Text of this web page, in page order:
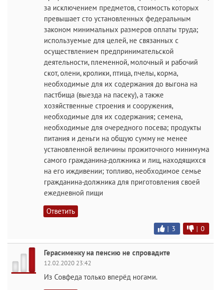
за исключением предметов, стоимость которых
превышает сто установленных федеральным
законом минимальных размеров оплаты труда;
используемые для целей, не связанных с
осуществлением предпринимательской
деятельности, племенной, молочный и рабочий
скот, олени, кролики, птица, пчелы, корма,
необходимые для их содержания до выгона на
пастбища (выезда на пасеку), а также
хозяйственные строения и сооружения,
необходимые для их содержания; семена,
необходимые для очередного посева; продукты
питания и деньги на общую сумму не менее
установленной величины прожиточного минимума
самого гражданина-должника и лиц, находящихся
на его иждивении; топливо, необходимое семье
гражданина-должника для приготовления своей
ежедневной пищи
Ответить
| 3 | 0
Герасименку на пенсию не спровадите
12.02.2020 23:42
Из Совфеда только вперёд ногами.